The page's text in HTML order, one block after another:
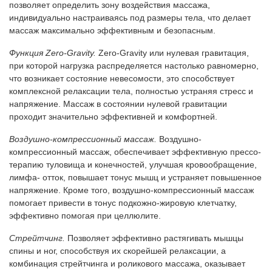
позволяет определить зону воздействия массажа,
индивидуально настраиваясь под размеры тела, что делает
массаж максимально эффективным и безопасным.
Функция Zero-Gravity. Zero-Gravity или нулевая гравитация,
при которой нагрузка распределяется настолько равномерно,
что возникает состояние невесомости, это способствует
комплексной релаксации тела, полностью устраняя стресс и
напряжение. Массаж в состоянии нулевой гравитации
проходит значительно эффективней и комфортней.
Воздушно-компрессионный массаж. Воздушно-
компрессионный массаж, обеспечивает эффективную прессо-
терапию туловища и конечностей, улучшая кровообращение,
лимфа- отток, повышает тонус мышц и устраняет повышенное
напряжение. Кроме того, воздушно-компрессионный массаж
помогает привести в тонус подкожно-жировую клетчатку,
эффективно помогая при целлюлите.
Стрейтчинг. Позволяет эффективно растягивать мышцы
спины и ног, способствуя их скорейшей релаксации, а
комбинация стрейтчинга и роликового массажа, оказывает